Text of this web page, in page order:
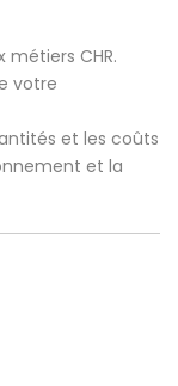
CHR.
votre
et les coûts
et la